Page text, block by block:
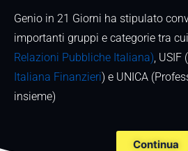
Genio in 21 Giorni ha stipulato
importanti gruppi e categorie tra
Relazioni Pubbliche Italiana), USIF (
Italiana Finanzieri) e UNICA
insieme)
Continua